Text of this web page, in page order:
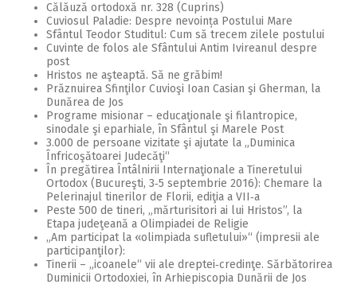
Călăuză ortodoxă nr. 328 (Cuprins)
Cuviosul Paladie: Despre nevoința Postului Mare
Sfântul Teodor Studitul: Cum să trecem zilele postului
Cuvinte de folos ale Sfântului Antim Ivireanul despre
post
Hristos ne aşteaptă. Să ne grăbim!
Prăznuirea Sfinţilor Cuvioşi Ioan Casian şi Gherman, la
Dunărea de Jos
Programe misionar – educaţionale şi filantropice,
sinodale şi eparhiale, în Sfântul şi Marele Post
3.000 de persoane vizitate şi ajutate la „Duminica
Înfricoşătoarei Judecăţi“
În pregătirea Întâlnirii Internaţionale a Tineretului
Ortodox (Bucureşti, 3‑5 septembrie 2016): Chemare la
Pelerinajul tinerilor de Florii, ediţia a VII‑a
Peste 500 de tineri, „mărturisitori ai lui Hristos”, la
Etapa judeţeană a Olimpiadei de Religie
„Am participat la «olimpiada sufletului»“ (impresii ale
participanţilor):
Tinerii – „icoanele“ vii ale dreptei‑credinţe. Sărbătorirea
Duminicii Ortodoxiei, în Arhiepiscopia Dunării de Jos